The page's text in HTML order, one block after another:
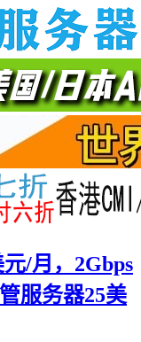
/月，2Gbps
服务器25美